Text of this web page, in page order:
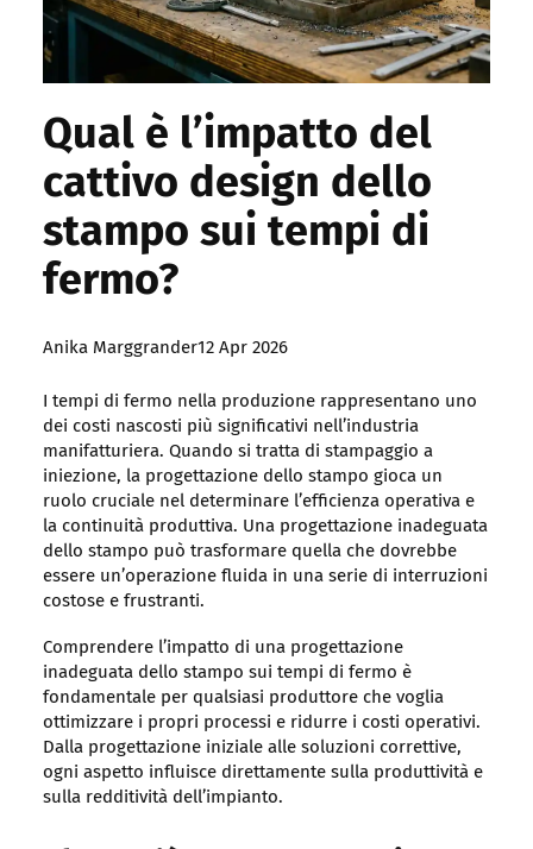
Qual è l’impatto del
cattivo design dello
stampo sui tempi di
fermo?
Posted
Anika Marggrander12 Apr 2026
I tempi di fermo nella produzione rappresentano uno
dei costi nascosti più significativi nell’industria
manifatturiera. Quando si tratta di stampaggio a
iniezione, la progettazione dello stampo gioca un
ruolo cruciale nel determinare l’efficienza operativa e
la continuità produttiva. Una progettazione inadeguata
dello stampo può trasformare quella che dovrebbe
essere un’operazione fluida in una serie di interruzioni
costose e frustranti.
Comprendere l’impatto di una progettazione
inadeguata dello stampo sui tempi di fermo è
fondamentale per qualsiasi produttore che voglia
ottimizzare i propri processi e ridurre i costi operativi.
Dalla progettazione iniziale alle soluzioni correttive,
ogni aspetto influisce direttamente sulla produttività e
sulla redditività dell’impianto.